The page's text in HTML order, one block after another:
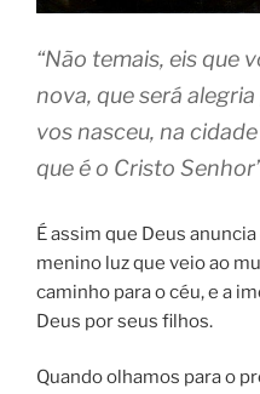
“Não temais, eis que
nova, que será
vos nasceu, na
que é o Cristo
É assim que Deus
menino luz que veio ao
caminho para o céu, e a
Deus por seus filhos.
Quando olhamos para o